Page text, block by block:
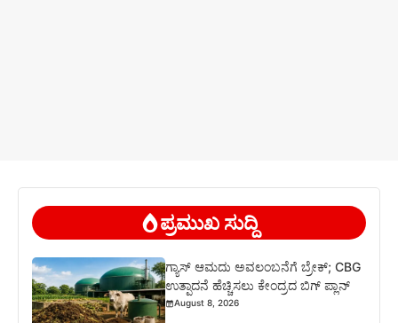
ಪ್ರಮುಖ ಸುದ್ದಿ
ಗ್ಯಾಸ್ ಆಮದು ಅವಲಂಬನೆಗೆ ಬ್ರೇಕ್; CBG
ಉತ್ಪಾದನೆ ಹೆಚ್ಚಿಸಲು ಕೇಂದ್ರದ ಬಿಗ್ ಪ್ಲಾನ್
August 8, 2026